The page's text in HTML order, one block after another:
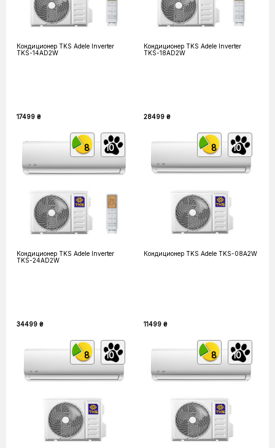
Кондиционер TKS Adele Inverter
TKS-14AD2W
17499 ₴
Кондиционер TKS Adele Inverter
TKS-18AD2W
28499 ₴
8 10
Кондиционер TKS Adele Inverter
TKS-24AD2W
34499 ₴
8 10
Кондиционер TKS Adele TKS-08A2W
11499 ₴
8 10 8 10